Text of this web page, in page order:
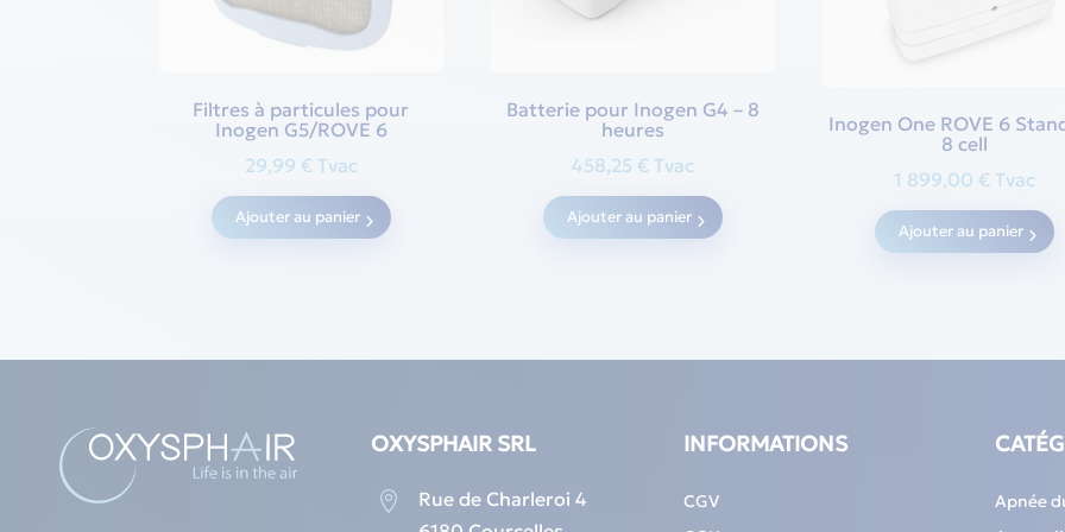
Filtres à particules pour
Inogen G5/ROVE 6
29,99 € Tvac
Ajouter au panier
Batterie pour Inogen G4 – 8
heures
458,25 € Tvac
Ajouter au panier
Inogen One ROVE 6
8 cell
1 899,00 € Tvac
Ajouter au panier
OXYSPHAIR SRL

Rue de Charleroi 4
INFORMATIONS
CGV
Apnée